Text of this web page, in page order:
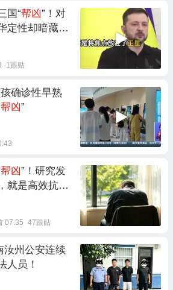
国“帮凶”！对
定性却暗藏玄
1跟贴
确诊性早熟
帮凶”
帮凶”！研究发
就是高效抗炎
07:35 47跟贴
汝州公安连续
人员！